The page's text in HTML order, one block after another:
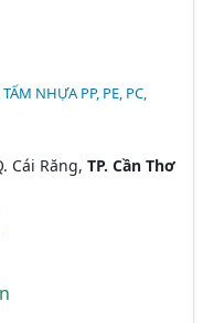
NHỰA PP, PE, PC,
Cái Răng,TP. Cần Thơ